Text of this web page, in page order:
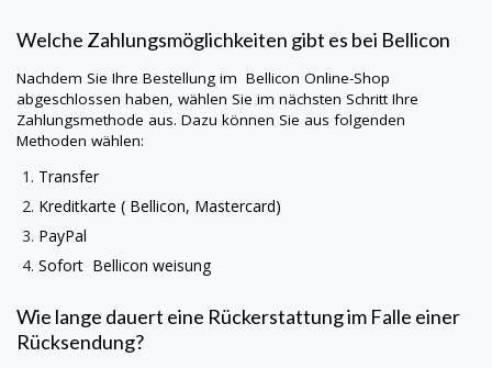
Welche Zahlungsmöglichkeiten gibt es bei Bellicon
Nachdem Sie Ihre Bestellung im Bellicon Online-Shop
abgeschlossen haben, wählen Sie im nächsten Schritt Ihre
Zahlungsmethode aus. Dazu können Sie aus folgenden
Methoden wählen:
Transfer
Kreditkarte ( Bellicon, Mastercard)
PayPal
Sofort Bellicon weisung
Wie lange dauert eine Rückerstattung im Falle einer
Rücksendung?